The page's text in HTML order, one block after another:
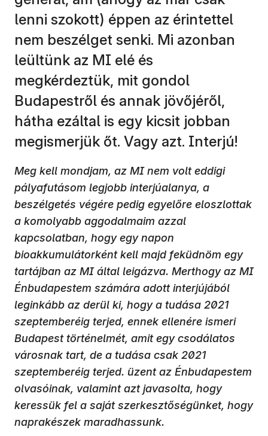
lenni szokott) éppen az érintettel
nem beszélget senki. Mi azonban
leültünk az MI elé és
megkérdeztük, mit gondol
Budapestről és annak jövőjéről,
hátha ezáltal is egy kicsit jobban
megismerjük őt. Vagy azt. Interjú!
Meg kell mondjam, az MI nem volt eddigi
pályafutásom legjobb interjúalanya, a
beszélgetés végére pedig egyelőre eloszlottak
a komolyabb aggodalmaim azzal
kapcsolatban, hogy egy napon
bioakkumulátorként kell majd feküdnöm egy
tartájban az MI által leigázva. Merthogy az MI
Énbudapestem számára adott interjújából
leginkább az derül ki, hogy a tudása 2021
szeptemberéig terjed, ennek ellenére ismeri
Budapest történelmét, amit egy csodálatos
városnak tart, de a tudása csak 2021
szeptemberéig terjed. üzent az Énbudapestem
olvasóinak, valamint azt javasolta, hogy
keressük fel a saját szerkesztőségünket, hogy
naprakészek maradhassunk.